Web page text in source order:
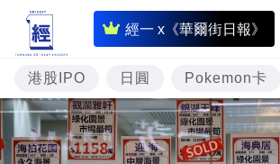
經一 x《華爾街日報》
即
時
財
經
專
題
港股IPO 日圓 Pokemon卡